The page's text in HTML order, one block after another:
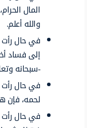
المال
والله أعلم.
في حال رأت
إلى فساد
-سبحانه
في حال رأت
لحمه، فإن
في حال